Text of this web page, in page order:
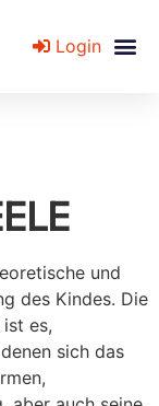
Login
und
des Kindes. Die
es,
sich das